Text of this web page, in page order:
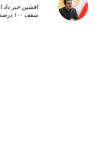
افشین خبر
سقف ۱۰۰ درصد فروش دانش‌بنیان‌ها